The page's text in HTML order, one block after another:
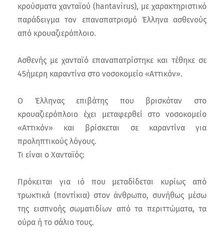
κρούσματα χανταϊού (hantavirus), με χαρακτηριστικό
παράδειγμα τον επαναπατρισμό Έλληνα ασθενούς
από κρουαζιερόπλοιο.
Ασθενής με χανταϊό επαναπατρίστηκε και τέθηκε σε
45ήμερη καραντίνα στο νοσοκομείο «Αττικόν».
Ο Έλληνας επιβάτης που βρισκόταν στο
κρουαζιερόπλοιο έχει μεταφερθεί στο νοσοκομείο
«Αττικόν» και βρίσκεται σε καραντίνα για
προληπτικούς λόγους.
Τι είναι ο Χανταϊός:
Πρόκειται για ιό που μεταδίδεται κυρίως από
τρωκτικά (ποντίκια) στον άνθρωπο, συνήθως μέσω
της εισπνοής σωματιδίων από τα περιττώματα, τα
ούρα ή το σάλιο τους.